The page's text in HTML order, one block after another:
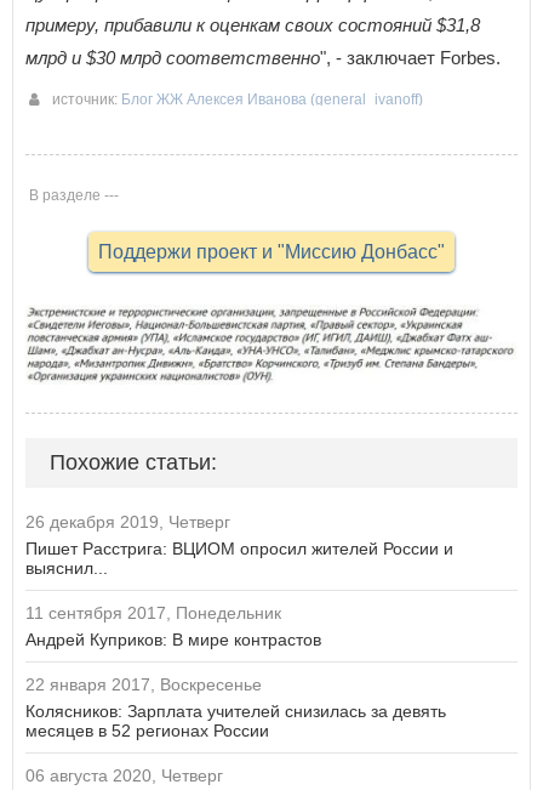
примеру, прибавили к оценкам своих состояний $31,8
млрд и $30 млрд соответственно", - заключает Forbes.
источник: Блог ЖЖ Алексея Иванова (general_ivanoff)
В разделе ---
Поддержи проект и "Миссию Донбасс"
Похожие статьи:
26 декабря 2019, Четверг
Пишет Расстрига: ВЦИОМ опросил жителей России и
выяснил...
11 сентября 2017, Понедельник
Андрей Куприков: В мире контрастов
22 января 2017, Воскресенье
Колясников: Зарплата учителей снизилась за девять
месяцев в 52 регионах России
06 августа 2020, Четверг